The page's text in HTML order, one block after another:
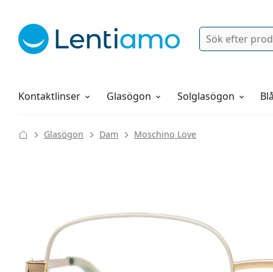
Sök
Kontaktlinser
Linsvätskor Glasögon Solglasögon
Allt om att handla hos oss
Glasögon Dam Moschino Love